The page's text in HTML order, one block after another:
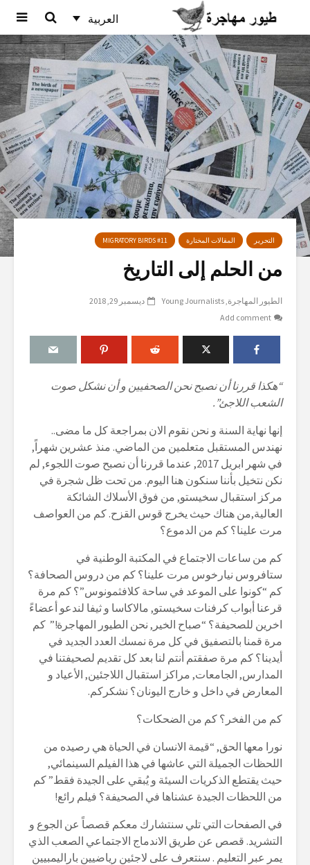
العربية
التحرير المقالات المختارة MIGRATORY BIRDS #11
من الحلم إلى التاريخ
الطيور المهاجرة Young Journalists
ديسمبر 29, 2018
Add comment
“هكذا قررنا أن نصبح نحن الصحفيين و أن نشكل صوت
الشعب اللاجئ”.
إنها نهاية السنة و نحن نقوم الان بمراجعة كل ما مضى..
نهندس المستقبل متعلمين من الماضي. منذ عشرين شهراً,
في شهر ابريل 2017, عندما قررنا أن نصبح صوت اللجوء, لم
نكن نتخيل بأننا سنكون هنا اليوم. من تحت ظل شجرة في
مركز استقبال سخيستو, من فوق الأسلاك الشائكة
العالية,من هناك حيث يخرج قوس القزح. كم من العواصف
مرت علينا؟ كم من الدموع؟
كم من ساعات الاجتماع في المكتبة الوطنية في
ستافروس نيارخوس مرت علينا؟ كم من دروس الصحافة؟
كم “كونوا على الموعد في ساحة كلافثمونوس”؟ كم مرة
قرعنا أبواب كرفنات سخيستو, مالاكاسا و ثيفا لندعو أعضاءً
اخرين للصحيفة؟ “صباح الخير, نحن الطيور المهاجرة!” كم
مرة قمنا بالتصفيق في كل مرة نمسك العدد الجديد في
أيدينا؟ كم مرة صفقتم أنتم لنا بعد كل تقديم لصحيفتنا في
المدارس, الجامعات, مراكز استقبال اللاجئين, الأعياد و
المعارض في داخل و خارج اليونان؟ نشكركم.
كم من الفخر؟ كم من الضحكات؟
نورا معها الحق, “قيمة الانسان في الحياة هي رصيده من
اللحظات الجميلة التي عاشها في هذا الفيلم السينمائي,
حيث يقتطع الذكريات السيئة و يُبقي على الجيدة فقط” كم
من اللحظات الجيدة عشناها في الصحيفة؟ فيلم رائع!
في الصفحات التي تلي سنتشارك معكم قصصاً عن الجوع و
التشريد. قصص عن طريق الاندماج الاجتماعي الصعب الذي
يمر عبر التعليم . سنتعرف على لاجئين رياضيين باراليمبيين